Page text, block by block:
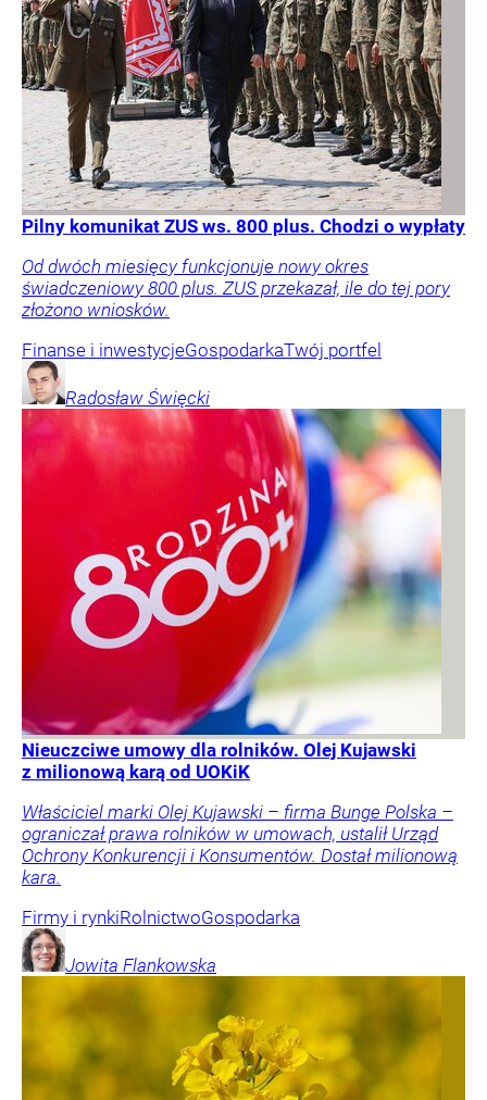
Pilny komunikat ZUS ws. 800 plus. Chodzi o wypłaty
Od dwóch miesięcy funkcjonuje nowy okres
świadczeniowy 800 plus. ZUS przekazał, ile do tej pory
złożono wniosków.
Finanse i inwestycjeGospodarkaTwój portfel
Radosław Święcki
Nieuczciwe umowy dla rolników. Olej Kujawski
z milionową karą od UOKiK
Właściciel marki Olej Kujawski – firma Bunge Polska –
ograniczał prawa rolników w umowach, ustalił Urząd
Ochrony Konkurencji i Konsumentów. Dostał milionową
kara.
Firmy i rynkiRolnictwoGospodarka
Jowita Flankowska